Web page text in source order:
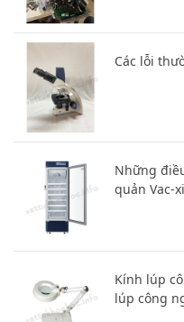
Các lỗi
Những
quản Vac-
Kính lúp
lúp công